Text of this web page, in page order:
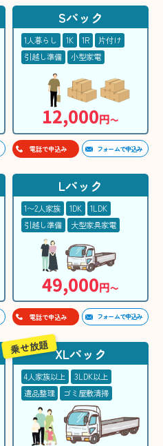
Sパック
1人暮らし 1K 1R
片付け
引越し準備
小型家電
12,000円〜
電話で申込み フォームで申込み
Lパック
1〜2人家族 1DK
1LDK
引越し準備
大型家具家電
49,000円〜
電話で申込み フォームで申込み
XLパック
4人家族以上
3LDK以上
遺品整理
ゴミ屋敷清掃
乗せ放題